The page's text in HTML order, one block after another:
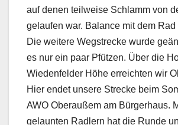
auf denen teilweise Schlamm von
gelaufen war. Balance mit dem Rad
Die weitere Wegstrecke wurde
es nur ein paar Pfützen. Über die
Wiedenfelder Höhe erreichten wir
Hier endet unsere Strecke beim
AWO Oberaußem am Bürgerhaus.
gelaunten Radlern hat die Runde